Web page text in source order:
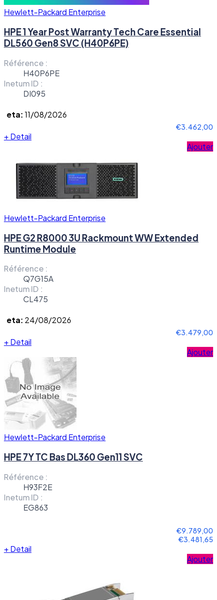
Hewlett-Packard Enterprise
HPE 1 Year Post Warranty Tech Care Essential
DL560 Gen8 SVC (H40P6PE)
Référence :
H40P6PE
Inetum ID :
DI095
eta:11/08/2026
€3.462,00
+ Detail
Ajouter
Hewlett-Packard Enterprise
HPE G2 R8000 3U Rackmount WW Extended
Runtime Module
Référence :
Q7G15A
Inetum ID :
CL475
eta: 24/08/2026
€3.479,00
+ Detail
Ajouter
Hewlett-Packard Enterprise
HPE 7Y TC Bas DL360 Gen11 SVC
Référence :
H93F2E
Inetum ID :
EG863
€9.789,00
€3.481,65
+ Detail
Ajouter